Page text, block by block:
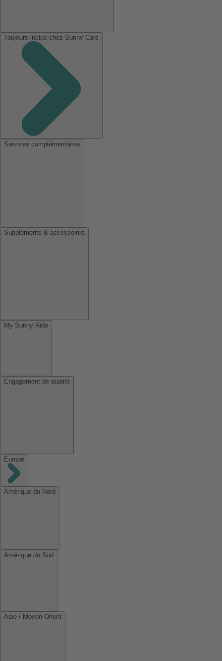
Toujours inclus chez Sunny Cars
Services complémentaires
Suppléments & accessoires
My Sunny Ride
Engagement de qualité
Europe
Amérique du Nord
Amérique du Sud
Asie / Moyen-Orient